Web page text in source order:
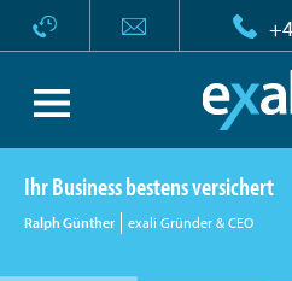
Ihr Business bestens versichert
Ralph Günther exali Gründer & CEO